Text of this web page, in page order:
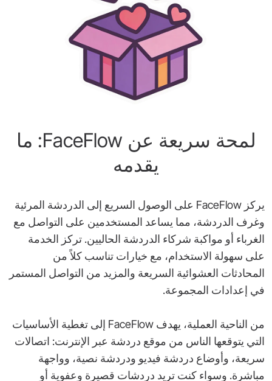
لمحة سريعة عن FaceFlow: ما
يقدمه
يركز FaceFlow على الوصول السريع إلى الدردشة المرئية
وغرف الدردشة، مما يساعد المستخدمين على التواصل مع
الغرباء أو مواكبة شركاء الدردشة الحاليين. تركز الخدمة
على سهولة الاستخدام، مع خيارات تناسب كلاً من
المحادثات العشوائية السريعة والمزيد من التواصل المستمر
في إعدادات المجموعة.
من الناحية العملية، يهدف FaceFlow إلى تغطية الأساسيات
التي يتوقعها الناس من موقع دردشة عبر الإنترنت: اتصالات
سريعة، وأوضاع دردشة فيديو ودردشة نصية، وواجهة
مباشرة. وسواء كنت تريد دردشات قصيرة وعفوية أو